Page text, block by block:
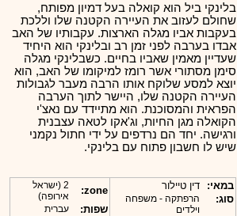
צוות דיוידי מאסטר ישיר.
זמינים במייל ובטלפון. האתר
לרשותכם פעיל 24/7
צוות דיוידי מאסטר ישיר.
אנחנו כאן לכול שאלה וזמינים
במענה הטלפוני שלנו.ובמייל
.האתר לרשותכם 24/7
מענה טלפוני: 09-7652392
צוות דיוידי מאסטר ישיר.
בלינקי ביל הוא קואלה בעל דמיון מפותח,
שחולם לעזוב את העיירה הקטנה שלו וללכת
בעקבות אביו מגלה הארצות. עקבותיו של האב
אבדו בערבה לפני זמן רב ובלינקי הוא היחיד
שעדיין מאמין שאביו בחיים. כשבלינקי מגלה
סימן מסתורי אשר רומז למיקומו של האב, הוא
יוצא למסע שלוקח אותו הרבה מעבר לגבולות
העיירה הקטנה שלו, היישר לתוך הערבה
הפראית והמסוכנת. הוא מתיידד עם נאצ'י
הקואלה מגן החיות, וג'אקו לטאה עצבנית
ורגישה. יחד הם נרדפים על ידי חתול נקמני
שיש לו חשבון פתוח עם בלינקי.
במאי:
דין טיילור
סוג:
הרפתקה - משפחה
וילדים
zone:
2 (ישראל
אירופה)
שפות: עברית